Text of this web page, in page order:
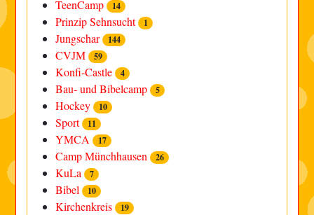
TeenCamp 14
Prinzip Sehnsucht 1
Jungschar 144
CVJM 59
Konfi-Castle 4
Bau- und Bibelcamp 5
Hockey 10
Sport 11
YMCA 17
Camp Münchhausen 26
KuLa 7
Bibel 10
Kirchenkreis 19